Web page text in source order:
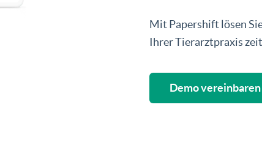
Mit Papershift lösen
Ihrer Tierarztpraxis
Demo vereinbaren